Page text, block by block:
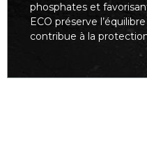
phosphates et
ECO préserve
contribue à la